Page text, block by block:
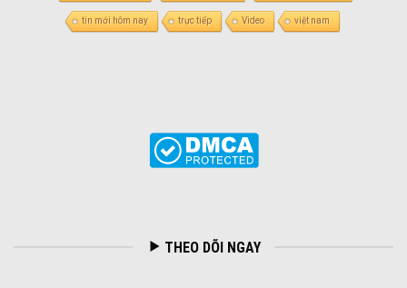
tin mới hôm nay trực tiếp Video việt nam
THEO DÕI NGAY